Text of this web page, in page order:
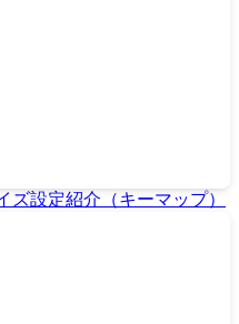
設定紹介（キーマップ）